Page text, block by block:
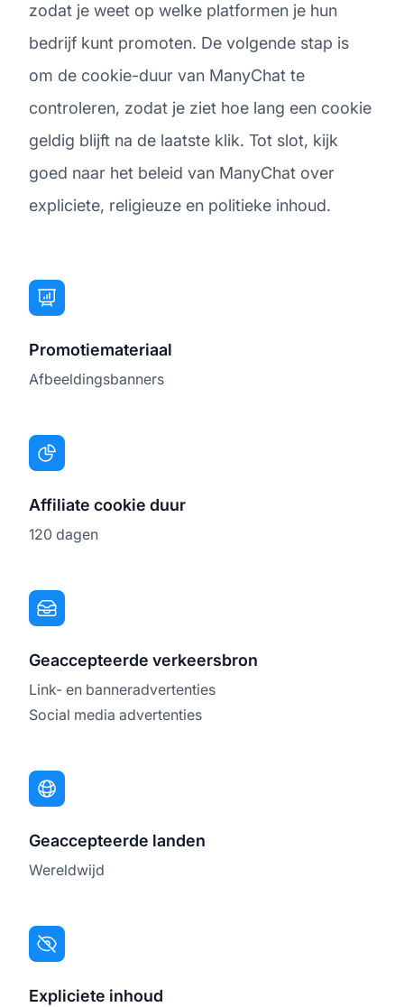
zodat je weet op welke platformen je hun
bedrijf kunt promoten. De volgende stap is
om de cookie-duur van ManyChat te
controleren, zodat je ziet hoe lang een cookie
geldig blijft na de laatste klik. Tot slot, kijk
goed naar het beleid van ManyChat over
expliciete, religieuze en politieke inhoud.
Promotiemateriaal
Afbeeldingsbanners
Affiliate cookie duur
120 dagen
Geaccepteerde verkeersbron
Link- en banneradvertenties
Social media advertenties
Geaccepteerde landen
Wereldwijd
Expliciete inhoud